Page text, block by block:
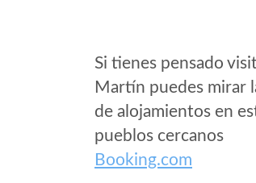
Si tienes pensado
Martín puedes mirar
de alojamientos en
pueblos cercanos
Booking.com